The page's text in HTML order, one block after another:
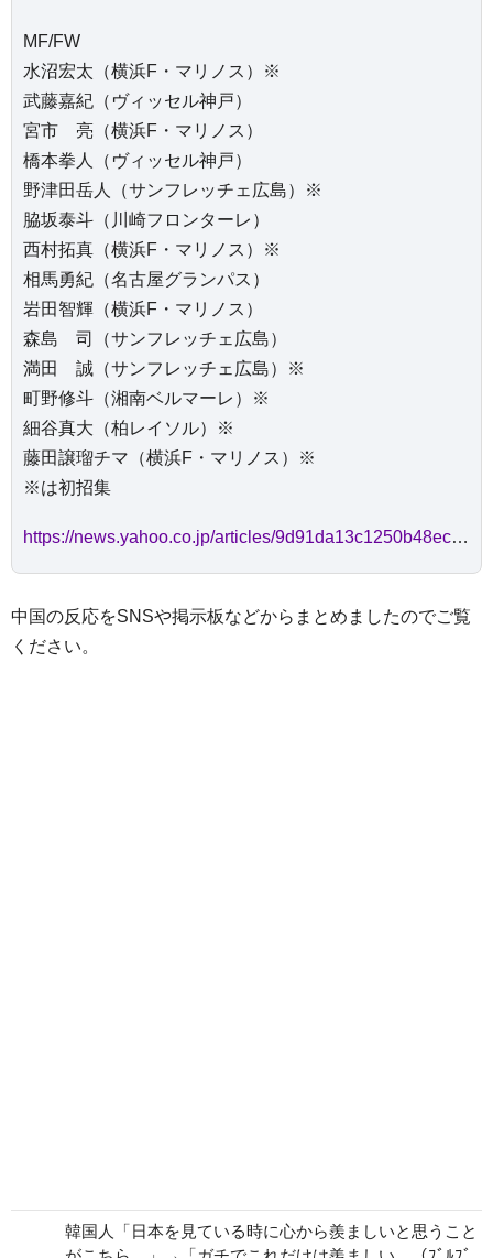
MF/FW
水沼宏太（横浜F・マリノス）※
武藤嘉紀（ヴィッセル神戸）
宮市 亮（横浜F・マリノス）
橋本拳人（ヴィッセル神戸）
野津田岳人（サンフレッチェ広島）※
脇坂泰斗（川崎フロンターレ）
西村拓真（横浜F・マリノス）※
相馬勇紀（名古屋グランパス）
岩田智輝（横浜F・マリノス）
森島 司（サンフレッチェ広島）
満田 誠（サンフレッチェ広島）※
町野修斗（湘南ベルマーレ）※
細谷真大（柏レイソル）※
藤田譲瑠チマ（横浜F・マリノス）※
※は初招集
https://news.yahoo.co.jp/articles/9d91da13c1250b48eca94821a227f12604b4d0be
中国の反応をSNSや掲示板などからまとめましたのでご覧
ください。
韓国人「日本を見ている時に心から羨ましいと思うこと